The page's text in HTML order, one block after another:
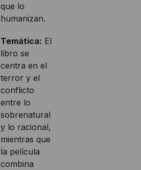
que lo
humanizan.
Temática: El
libro se
centra en el
terror y el
conflicto
entre lo
sobrenatural
y lo racional,
mientras que
la película
combina